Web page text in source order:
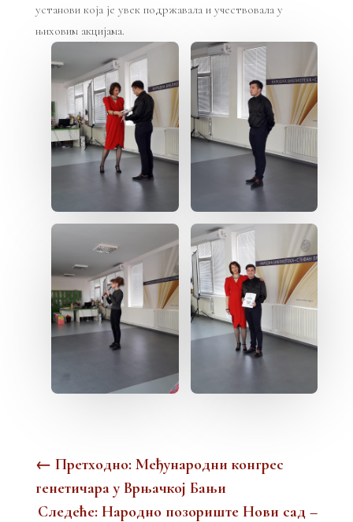
установи која је увек подржавала и учествовала у
њиховим акцијама.
← Претходно: Међународни конгрес
генетичара у Врњачкој Бањи
Следеће: Народно позориште Нови сад –